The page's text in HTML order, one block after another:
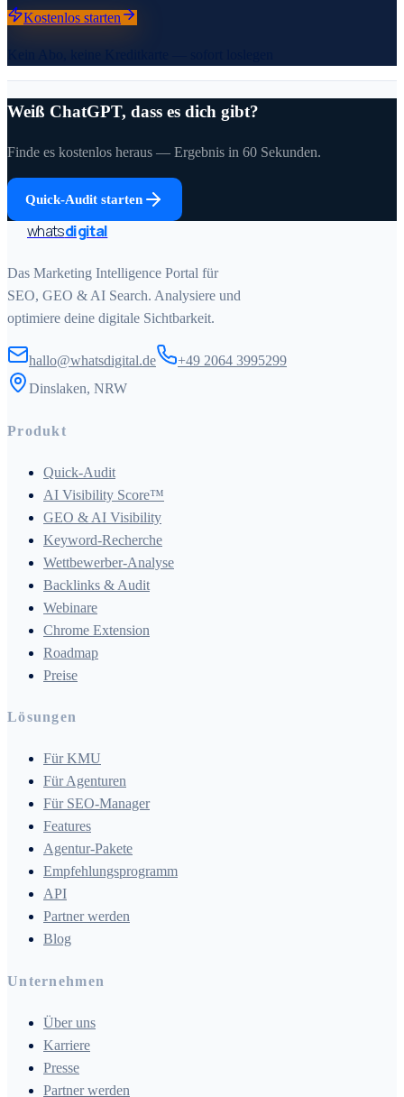
Kostenlos starten
Weiß ChatGPT, dass es dich gibt?
Finde es kostenlos heraus — Ergebnis in 60 Sekunden.
Quick-Audit starten
whatsdigital
Das Marketing Intelligence Portal für
SEO, GEO & AI Search. Analysiere und
optimiere deine digitale Sichtbarkeit.
hallo@whatsdigital.de
+49 2064 3995299
Dinslaken, NRW
Produkt
Quick-Audit
AI Visibility Score™
GEO & AI Visibility
Keyword-Recherche
Wettbewerber-Analyse
Backlinks & Audit
Webinare
Chrome Extension
Roadmap
Preise
Lösungen
Für KMU
Für Agenturen
Für SEO-Manager
Features
Agentur-Pakete
Empfehlungsprogramm
API
Partner werden
Blog
Unternehmen
Über uns
Karriere
Presse
Partner werden